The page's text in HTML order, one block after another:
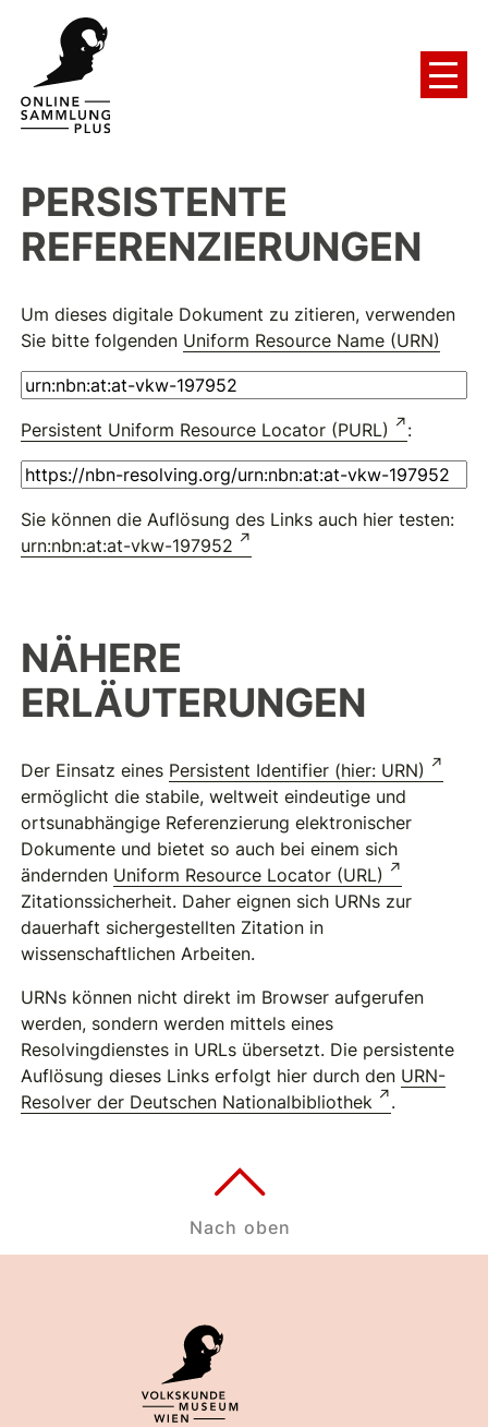
PERSISTENTE
REFERENZIERUNGEN
Um dieses digitale Dokument zu zitieren, verwenden
Sie bitte folgenden Uniform Resource Name (URN)
Persistent Uniform Resource Locator (PURL) :
Sie können die Auflösung des Links auch hier testen:
urn:nbn:at:at-vkw-197952
NÄHERE
ERLÄUTERUNGEN
Der Einsatz eines Persistent Identifier (hier: URN)
ermöglicht die stabile, weltweit eindeutige und
ortsunabhängige Referenzierung elektronischer
Dokumente und bietet so auch bei einem sich
ändernden Uniform Resource Locator (URL)
Zitationssicherheit. Daher eignen sich URNs zur
dauerhaft sichergestellten Zitation in
wissenschaftlichen Arbeiten.
URNs können nicht direkt im Browser aufgerufen
werden, sondern werden mittels eines
Resolvingdienstes in URLs übersetzt. Die persistente
Auflösung dieses Links erfolgt hier durch den URN-
Resolver der Deutschen Nationalbibliothek
.
Nach oben